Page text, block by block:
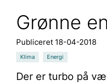
Grønne
Publiceret 18-04-2018
Klima Energi
Der er turbo på